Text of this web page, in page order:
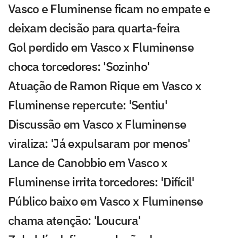
Vasco e Fluminense ficam no empate e
deixam decisão para quarta-feira
Gol perdido em Vasco x Fluminense
choca torcedores: 'Sozinho'
Atuação de Ramon Rique em Vasco x
Fluminense repercute: 'Sentiu'
Discussão em Vasco x Fluminense
viraliza: 'Já expulsaram por menos'
Lance de Canobbio em Vasco x
Fluminense irrita torcedores: 'Difícil'
Público baixo em Vasco x Fluminense
chama atenção: 'Loucura'